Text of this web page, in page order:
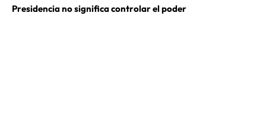
Presidencia no significa controlar el poder